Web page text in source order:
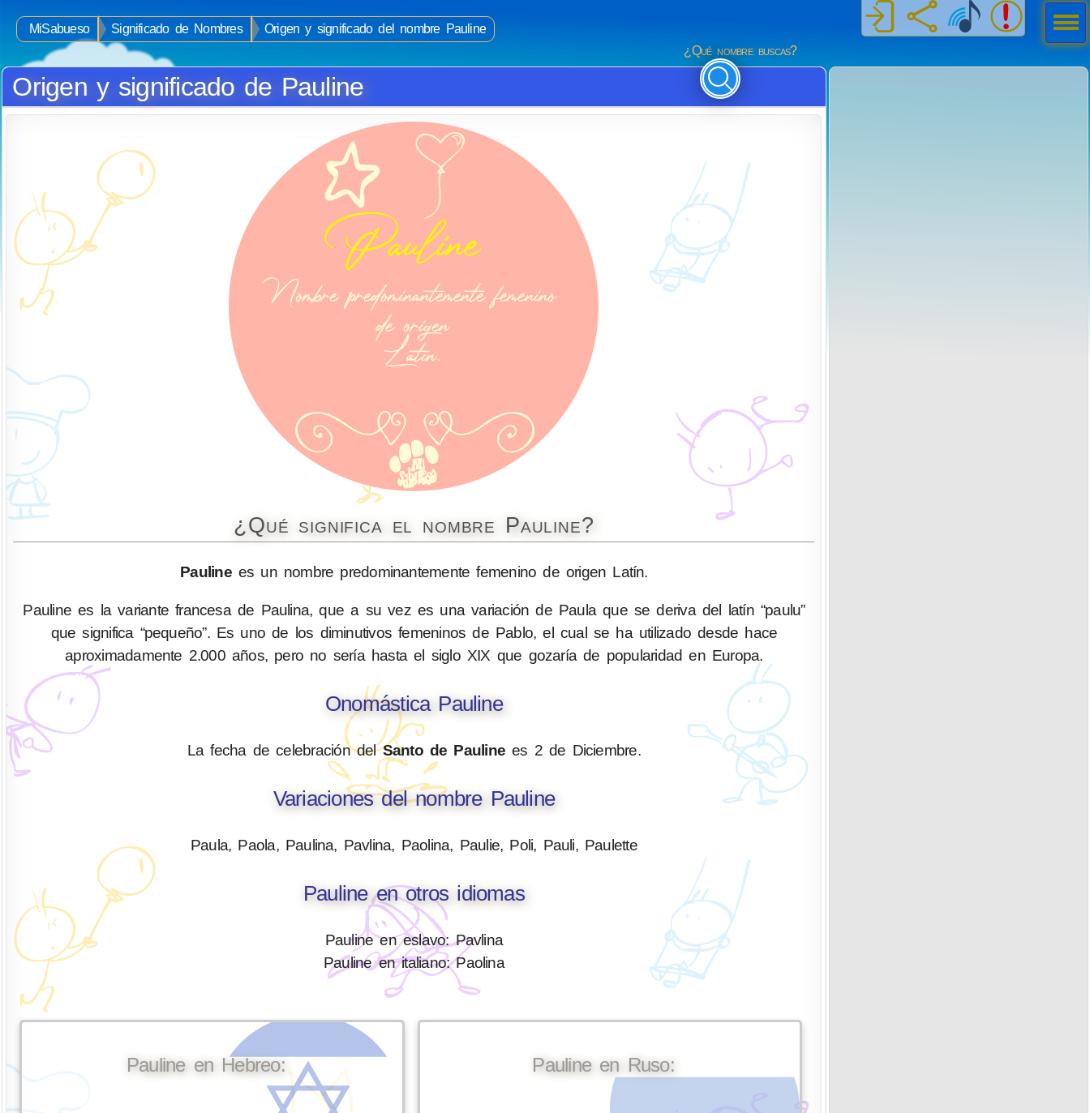
MiSabueso Significado de Nombres
Origen y significado del nombre Pauline
¿Qué nombre buscas?
Origen y significado de Pauline
¿Qué significa el nombre Pauline?
Paulinees un nombre predominantemente femenino de origen Latín.
Pauline es la variante francesa de Paulina, que a su vez es una variación de Paula que se deriva del latín “paulu”
que significa “pequeño”. Es uno de los diminutivos femeninos de Pablo, el cual se ha utilizado desde hace
aproximadamente 2.000 años, pero no sería hasta el siglo XIX que gozaría de popularidad en Europa.
Onomástica Pauline
La fecha de celebración delSanto de Pauline es 2 de Diciembre.
Variaciones del nombre Pauline
Paula, Paola, Paulina, Pavlina, Paolina, Paulie, Poli, Pauli, Paulette
Pauline en otros idiomas
Pauline en eslavo: Pavlina
Pauline en italiano: Paolina
Pauline en Hebreo: Pauline en Ruso:
Men
ú